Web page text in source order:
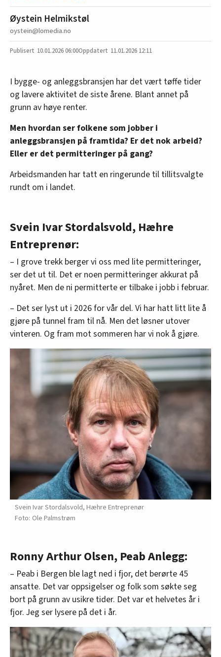
Øystein Helmikstøl
oystein@lomedia.no
10.01.202606:00 11.01.2026 12:11
I bygge- og anleggsbransjen har det vært tøffe tider
og lavere aktivitet de siste årene. Blant annet på
grunn av høye renter.
Men hvordan ser folkene som jobber i
anleggsbransjen på framtida? Er det nok arbeid?
Eller er det permitteringer på gang?
Arbeidsmanden har tatt en ringerunde til tillitsvalgte
rundt om i landet.
Svein Ivar Stordalsvold, Hæhre
Entreprenør:
– I grove trekk berger vi oss med lite permitteringer,
ser det ut til. Det er noen permitteringer akkurat på
nyåret. Men de ni permitterte er tilbake i jobb i februar.
– Det ser lyst ut i 2026 for vår del. Vi har hatt litt lite å
gjøre på tunnel fram til nå. Men det løsner utover
vinteren. Og fram mot sommeren har vi nok å gjøre.
Svein Ivar Stordalsvold, Hæhre Entreprenør
Ole Palmstrøm
Ronny Arthur Olsen, Peab Anlegg:
– Peab i Bergen ble lagt ned i fjor, det berørte 45
ansatte. Det var oppsigelser og folk som søkte seg
bort på grunn av usikre tider. Det var et helvetes år i
fjor. Jeg ser lysere på det i år.